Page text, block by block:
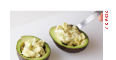
2026.3.7